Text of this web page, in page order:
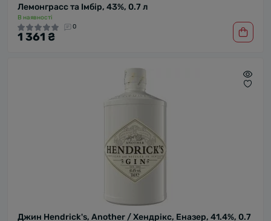
Лемонграсс та Імбір, 43%, 0.7 л
В наявності
0
1 361 ₴
Джин Hendrick's, Another / Хендрікс, Еназер, 41.4%, 0.7